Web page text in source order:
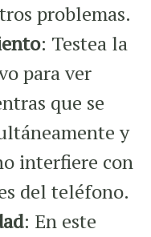
problemas.
: Testea la
para ver
que se
y
interfiere con
del teléfono.
: En este